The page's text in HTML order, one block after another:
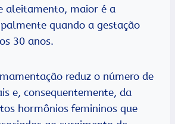
aleitamento, maior é a
quando a gestação
30 anos.
reduz o número de
e, consequentemente, da
hormônios femininos que